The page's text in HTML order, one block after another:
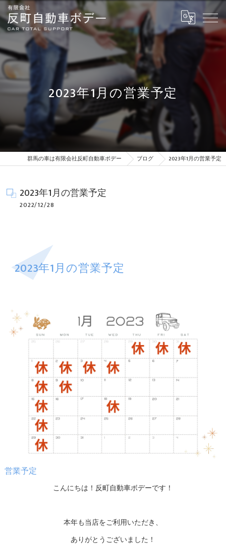
2023年1月の営業予定
群馬の車は有限会社反町自動車ボデー ブログ 2023年1月の営業予定
2023年1月の営業予定
2022/12/28
2023年1月の営業予定
営業予定
こんにちは！反町自動車ボデーです！
本年も当店をご利用いただき、
ありがとうございました！